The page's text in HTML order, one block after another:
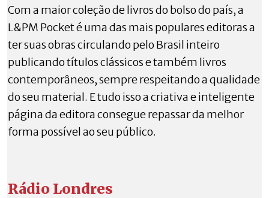
Com a maior coleção de livros do bolso do país, a
L&PM Pocket é uma das mais populares editoras a
ter suas obras circulando pelo Brasil inteiro
publicando títulos clássicos e também livros
contemporâneos, sempre respeitando a qualidade
do seu material. E tudo isso a criativa e inteligente
página da editora consegue repassar da melhor
forma possível ao seu público.
Rádio Londres